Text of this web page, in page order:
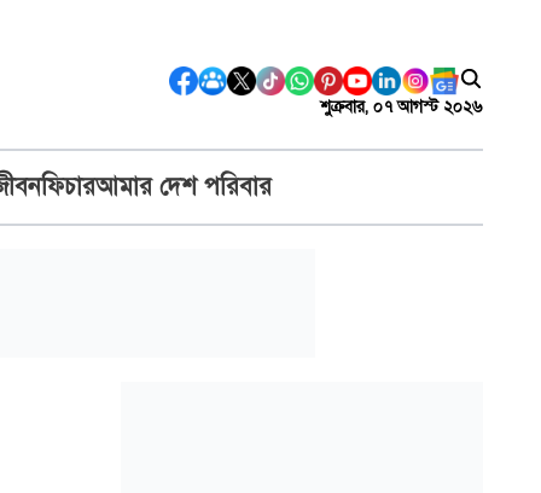
শুক্রবার, ০৭ আগস্ট ২০২৬
ফিচারআমার দেশ পরিবার